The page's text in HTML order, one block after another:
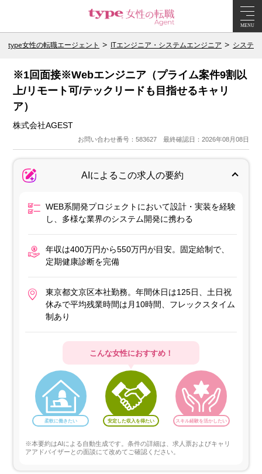
MENU
type女性の転職エージェント ITエンジニア・システムエンジニア システ
※1回面接※Webエンジニア（プライム案件9割以
上/リモート可/テックリードも目指せるキャリ
ア）
株式会社AGEST
お問い合わせ番号：583627 最終確認日：2026年08月08日
AIによるこの求人の要約
WEB系開発プロジェクトにおいて設計・実装を経験
し、多様な業界のシステム開発に携わる
年収は400万円から550万円が目安。固定給制で、
定期健康診断を完備
東京都文京区本社勤務。年間休日は125日、土日祝
休みで平均残業時間は月10時間、フレックスタイム
制あり
こんな女性におすすめ！
柔軟に働きたい 安定した収入を得たい スキル経験を活かしたい
※本要約はAIによる自動生成です。条件の詳細は、求人票およびキャリ
アアドバイザーとの面談にて改めてご確認ください。